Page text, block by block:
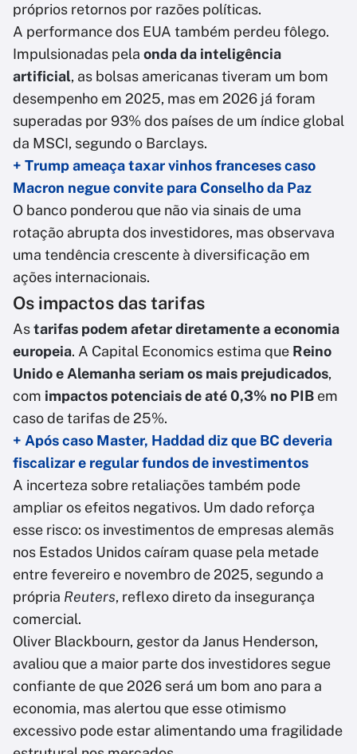
próprios retornos por razões políticas.
A performance dos EUA também perdeu fôlego.
Impulsionadas pela onda da inteligência
artificial, as bolsas americanas tiveram um bom
desempenho em 2025, mas em 2026 já foram
superadas por 93% dos países de um índice global
da MSCI, segundo o Barclays.
+ Trump ameaça taxar vinhos franceses caso
Macron negue convite para Conselho da Paz
O banco ponderou que não via sinais de uma
rotação abrupta dos investidores, mas observava
uma tendência crescente à diversificação em
ações internacionais.
Os impactos das tarifas
Astarifas podem afetar diretamente a economia
europeia. A Capital Economics estima que Reino
Unido e Alemanha seriam os mais prejudicados,
com impactos potenciais de até 0,3% no PIB em
caso de tarifas de 25%.
+ Após caso Master, Haddad diz que BC deveria
fiscalizar e regular fundos de investimentos
A incerteza sobre retaliações também pode
ampliar os efeitos negativos. Um dado reforça
esse risco: os investimentos de empresas alemãs
nos Estados Unidos caíram quase pela metade
entre fevereiro e novembro de 2025, segundo a
própria Reuters, reflexo direto da insegurança
comercial.
Oliver Blackbourn, gestor da Janus Henderson,
avaliou que a maior parte dos investidores segue
confiante de que 2026 será um bom ano para a
economia, mas alertou que esse otimismo
excessivo pode estar alimentando uma fragilidade